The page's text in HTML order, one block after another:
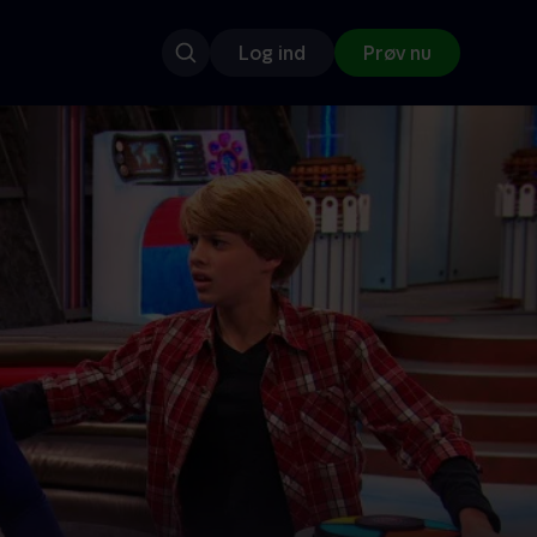
Log ind Prøv nu